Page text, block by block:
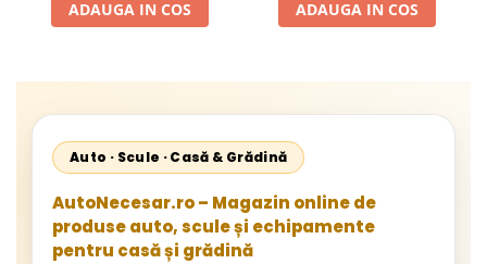
ADAUGA IN COS
Starliner,Centroliner,
ADAUGA IN COS
Auto · Scule · Casă & Grădină
AutoNecesar.ro – Magazin online de
produse auto, scule și echipamente
pentru casă și grădină